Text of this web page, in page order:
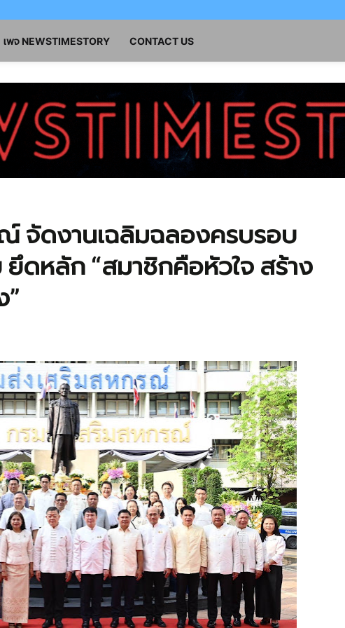
เพจ NEWSTIMESTORY CONTACT US
จัดงานเฉลิมฉลองครบรอบ
ดหลัก “สมาชิกคือหัวใจ สร้าง